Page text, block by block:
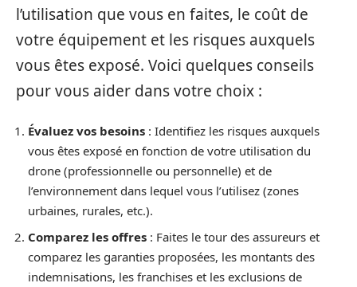
l’utilisation que vous en faites, le coût de
votre équipement et les risques auxquels
vous êtes exposé. Voici quelques conseils
pour vous aider dans votre choix :
Évaluez vos besoins : Identifiez les risques auxquels
vous êtes exposé en fonction de votre utilisation du
drone (professionnelle ou personnelle) et de
l’environnement dans lequel vous l’utilisez (zones
urbaines, rurales, etc.).
Comparez les offres : Faites le tour des assureurs et
comparez les garanties proposées, les montants des
indemnisations, les franchises et les exclusions de